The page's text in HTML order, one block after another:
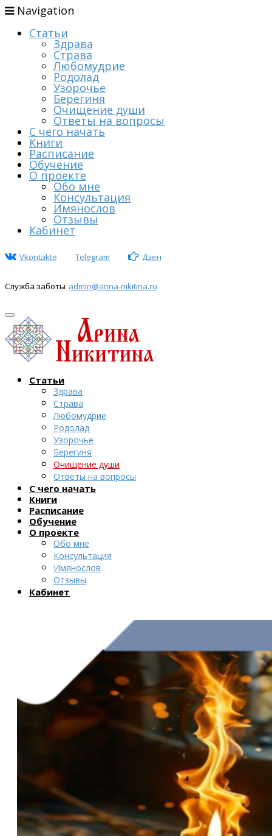
Navigation
Статьи
Здрава
Страва
Любомудрие
Родолад
Узорочье
Берегиня
Очищение души
Ответы на вопросы
С чего начать
Книги
Расписание
Обучение
О проекте
Обо мне
Консультация
Имянослов
Отзывы
Кабинет
Vkontakte Telegram Дзен
Служба заботы admin@arina-nikitina.ru
Статьи
Здрава
Страва
Любомудрие
Родолад
Узорочье
Берегиня
Очищение души
Ответы на вопросы
С чего начать
Книги
Расписание
Обучение
О проекте
Обо мне
Консультация
Имянослов
Отзывы
Кабинет